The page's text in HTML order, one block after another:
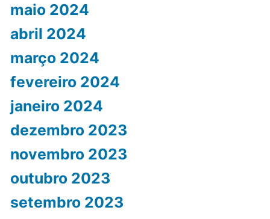
maio 2024
abril 2024
março 2024
fevereiro 2024
janeiro 2024
dezembro 2023
novembro 2023
outubro 2023
setembro 2023